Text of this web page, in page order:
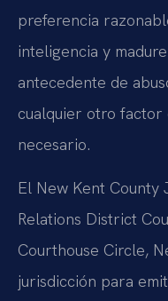
preferencia
inteligencia y
antecedente de
cualquier otro
necesario.
El New Kent County
Relations District
Courthouse Circle,
jurisdicción para